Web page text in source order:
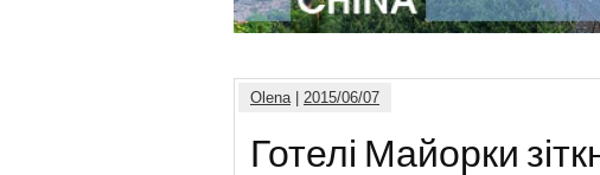
Olena| 2015/06/07
Готелі Майорки